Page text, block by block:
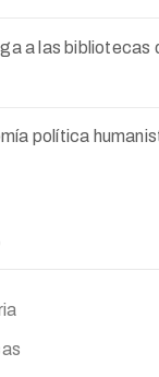
a las bibliotecas
política